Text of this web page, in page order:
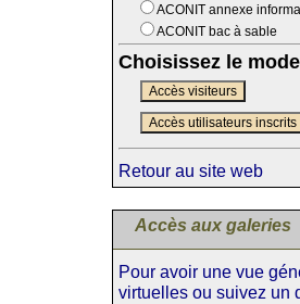
ACONIT annexe
ACONIT bac à sable
Choisissez le
Accès visiteurs
Accès utilisateurs inscrits
Retour au site web
Accès aux galeries
Pour avoir une vue
virtuelles ou suivez un